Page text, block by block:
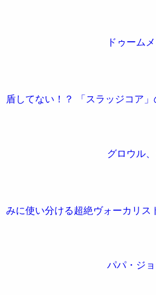
ドゥーム
盾してない！？ 「スラッジコア」
グロウル
みに使い分ける超絶ヴォーカリス
パパ・ジ